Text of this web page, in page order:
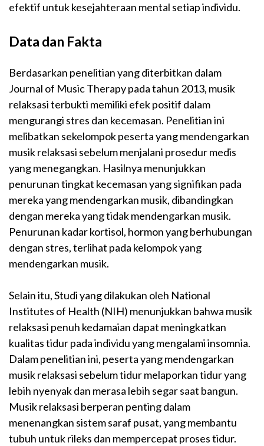
efektif untuk kesejahteraan mental setiap individu.
Data dan Fakta
Berdasarkan penelitian yang diterbitkan dalam
Journal of Music Therapy pada tahun 2013, musik
relaksasi terbukti memiliki efek positif dalam
mengurangi stres dan kecemasan. Penelitian ini
melibatkan sekelompok peserta yang mendengarkan
musik relaksasi sebelum menjalani prosedur medis
yang menegangkan. Hasilnya menunjukkan
penurunan tingkat kecemasan yang signifikan pada
mereka yang mendengarkan musik, dibandingkan
dengan mereka yang tidak mendengarkan musik.
Penurunan kadar kortisol, hormon yang berhubungan
dengan stres, terlihat pada kelompok yang
mendengarkan musik.
Selain itu, Studi yang dilakukan oleh National
Institutes of Health (NIH) menunjukkan bahwa musik
relaksasi penuh kedamaian dapat meningkatkan
kualitas tidur pada individu yang mengalami insomnia.
Dalam penelitian ini, peserta yang mendengarkan
musik relaksasi sebelum tidur melaporkan tidur yang
lebih nyenyak dan merasa lebih segar saat bangun.
Musik relaksasi berperan penting dalam
menenangkan sistem saraf pusat, yang membantu
tubuh untuk rileks dan mempercepat proses tidur.